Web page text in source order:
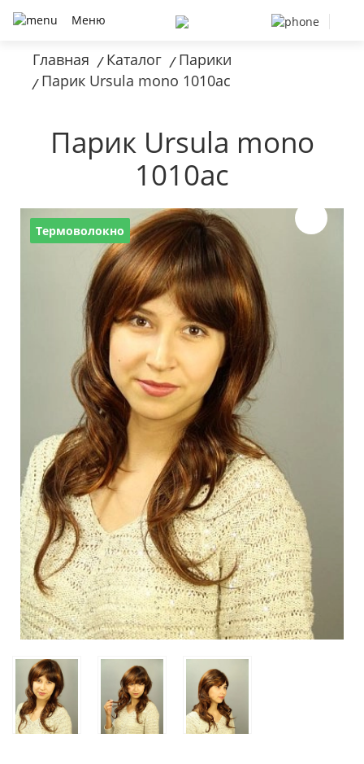
Меню
Главная / Каталог / Парики
/ Парик Ursula mono 1010ac
Парик Ursula mono
1010ac
Термоволокно